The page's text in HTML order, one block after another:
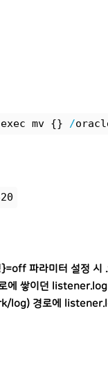
exec mv {} /
파라미터 설정 시
에 쌓이던
log) 경로에